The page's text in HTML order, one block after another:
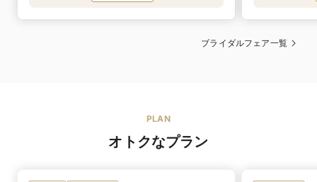
ブライダルフェア一覧
PLAN
オトクなプラン